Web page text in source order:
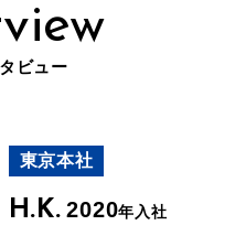
ビュー
東京本社
H.K. 2020年入社